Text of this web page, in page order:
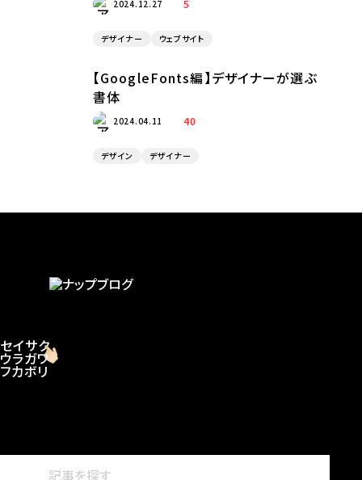
2024.12.27 5
デザイナー ウェブサイト
【GoogleFonts編】デザイナーが選ぶ
書体
2024.04.11 40
デザイン デザイナー
セイサク
ウラガワ
フカボリ